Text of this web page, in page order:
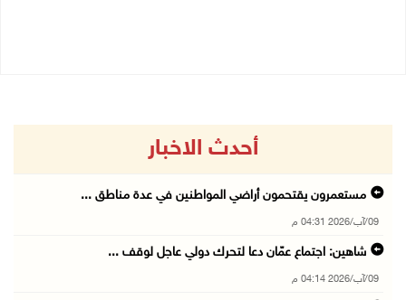
أحدث الاخبار
مستعمرون يقتحمون أراضي المواطنين في عدة مناطق ...
09/آب/2026 04:31 م
شاهين: اجتماع عمّان دعا لتحرك دولي عاجل لوقف ...
09/آب/2026 04:14 م